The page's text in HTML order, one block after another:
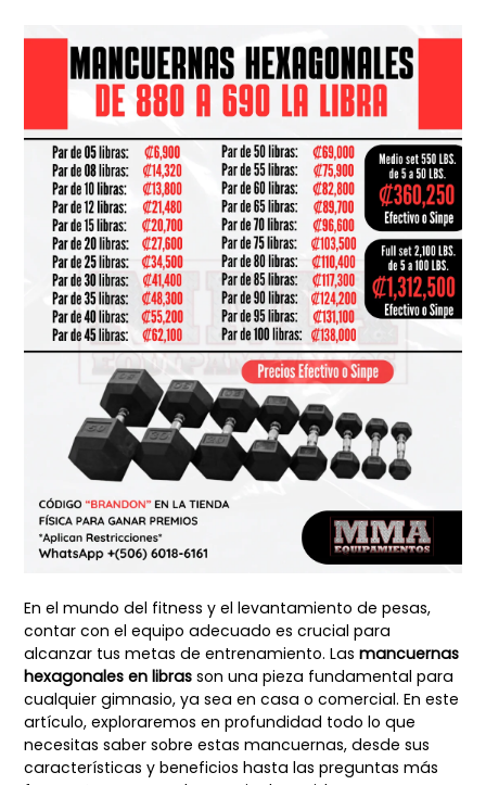
En el mundo del fitness y el levantamiento de pesas,
contar con el equipo adecuado es crucial para
alcanzar tus metas de entrenamiento. Las mancuernas
hexagonales en libras son una pieza fundamental para
cualquier gimnasio, ya sea en casa o comercial. En este
artículo, exploraremos en profundidad todo lo que
necesitas saber sobre estas mancuernas, desde sus
características y beneficios hasta las preguntas más